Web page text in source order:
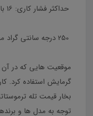
حداکثر فشار کاری: 16 بار حداکثر دمای کارکرد.
موقعیت هایی که در آن
گرمایش استفاده کرد.
بخار قیمت تله
توجه به مدل ها و